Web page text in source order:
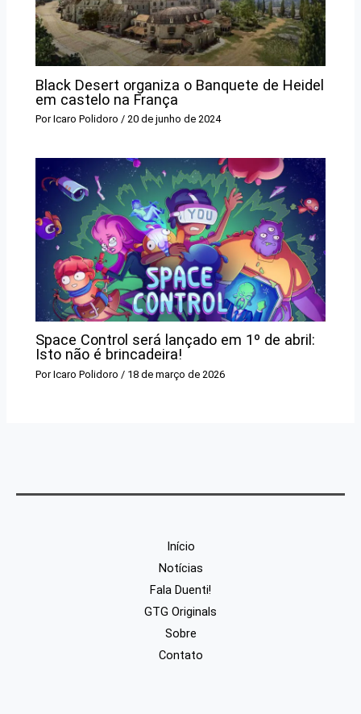
Black Desert organiza o Banquete de Heidel
em castelo na França
PorIcaro Polidoro / 20 de junho de 2024
Space Control será lançado em 1º de abril:
Isto não é brincadeira!
PorIcaro Polidoro / 18 de março de 2026
Início
Notícias
Fala Duenti!
GTG Originals
Sobre
Contato